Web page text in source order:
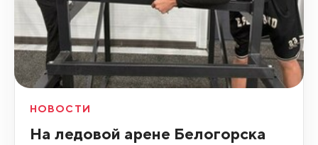
НОВОСТИ
На ледовой арене Белогорска